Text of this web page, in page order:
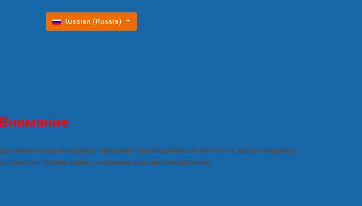
Выберите язык
Russian (Russia)
Внимание
вашу выкройку, оформите промышленный патент на вашу выкройку.
скопированы у нормальных производителей.